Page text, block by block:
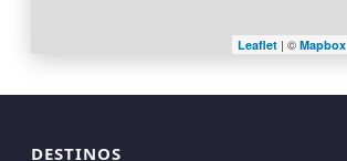
Leaflet| © Mapbox
DESTINOS